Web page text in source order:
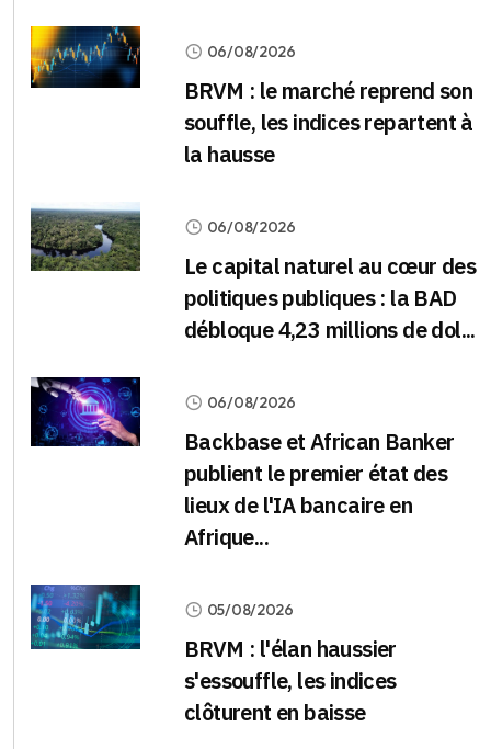
06/08/2026
BRVM : le marché reprend son
souffle, les indices repartent à
la hausse
06/08/2026
Le capital naturel au cœur des
politiques publiques : la BAD
débloque 4,23 millions de dol...
06/08/2026
Backbase et African Banker
publient le premier état des
lieux de l'IA bancaire en
Afrique...
05/08/2026
BRVM : l'élan haussier
s'essouffle, les indices
clôturent en baisse